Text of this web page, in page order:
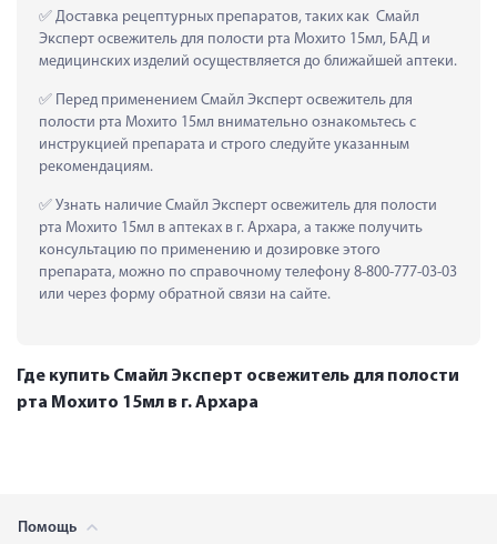
Доставка рецептурных препаратов, таких как  Смайл
Эксперт освежитель для полости рта Мохито 15мл, БАД и
медицинских изделий осуществляется до ближайшей аптеки.
Перед применением Смайл Эксперт освежитель для
полости рта Мохито 15мл внимательно ознакомьтесь с
инструкцией препарата и строго следуйте указанным
рекомендациям.
Узнать наличие Смайл Эксперт освежитель для полости
рта Мохито 15мл в аптеках в г. Архара, а также получить
консультацию по применению и дозировке этого
препарата, можно по справочному телефону 8-800-777-03-03
или через форму обратной связи на сайте.
Где купить Смайл Эксперт освежитель для полости
рта Мохито 15мл в г. Архара
Помощь